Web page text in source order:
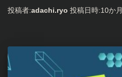
投稿者:adachi.ryo 投稿日時:10か月